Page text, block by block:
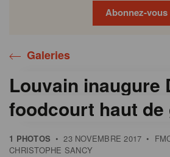
Abonnez-vous
Galeries
Louvain inaugure
foodcourt haut de
1 PHOTOS • 23 NOVEMBRE 2017 •
CHRISTOPHE SANCY